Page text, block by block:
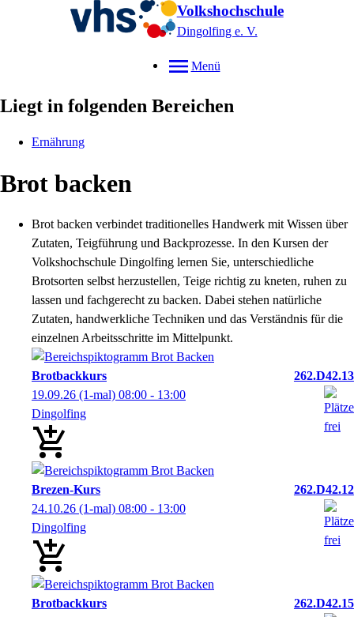
Volkshochschule
Dingolfing e. V.
Menü
Liegt in folgenden Bereichen
Ernährung
Brot backen
Brot backen verbindet traditionelles Handwerk mit Wissen über
Zutaten, Teigführung und Backprozesse. In den Kursen der
Volkshochschule Dingolfing lernen Sie, unterschiedliche
Brotsorten selbst herzustellen, Teige richtig zu kneten, ruhen zu
lassen und fachgerecht zu backen. Dabei stehen natürliche
Zutaten, handwerkliche Techniken und das Verständnis für die
einzelnen Arbeitsschritte im Mittelpunkt.
Brotbackkurs
262.D42.13
19.09.26 (1-mal) 08:00 - 13:00
Dingolfing
Brezen-Kurs
262.D42.12
24.10.26 (1-mal) 08:00 - 13:00
Dingolfing
Brotbackkurs
262.D42.15